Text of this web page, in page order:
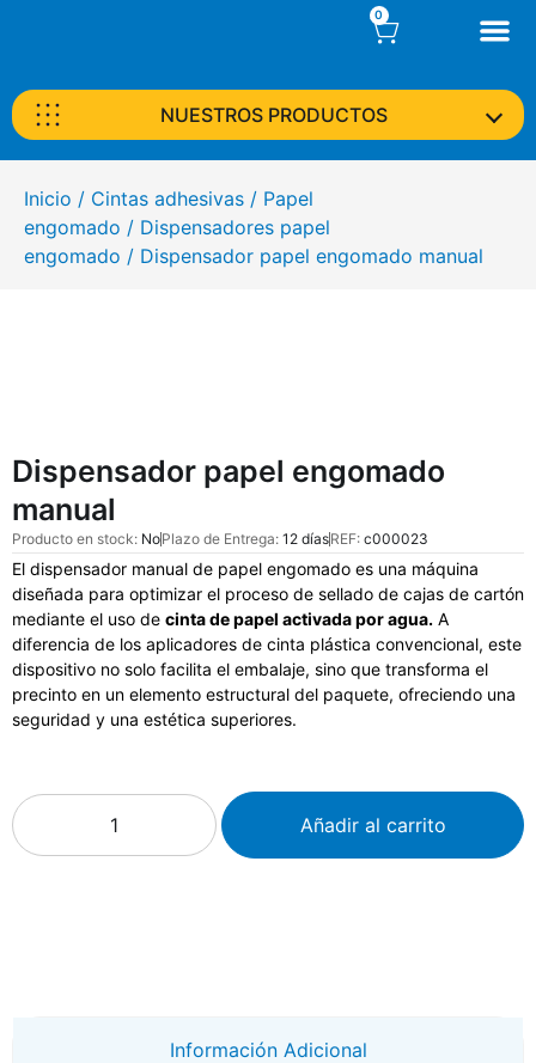
0
NUESTROS PRODUCTOS
Inicio / Cintas adhesivas / Papel
engomado / Dispensadores papel
engomado / Dispensador papel engomado manual
Dispensador papel engomado
manual
Producto en stock: NoPlazo de Entrega: 12 díasREF: c000023
El dispensador manual de papel engomado es una máquina
diseñada para optimizar el proceso de sellado de cajas de cartón
mediante el uso de cinta de papel activada por agua. A
diferencia de los aplicadores de cinta plástica convencional, este
dispositivo no solo facilita el embalaje, sino que transforma el
precinto en un elemento estructural del paquete, ofreciendo una
seguridad y una estética superiores.
Añadir al carrito
Información Adicional